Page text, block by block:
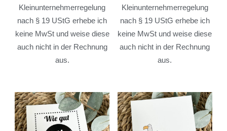
Kleinunternehmerregelung
nach § 19 UStG erhebe ich
keine MwSt und weise diese
auch nicht in der Rechnung
aus.
Kleinunternehmerregelung
nach § 19 UStG erhebe ich
keine MwSt und weise diese
auch nicht in der Rechnung
aus.